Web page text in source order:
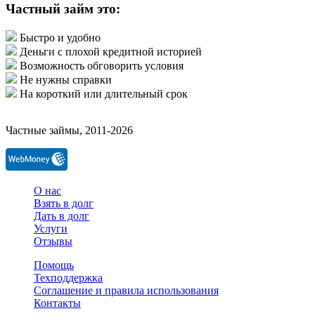
Частный займ это:
Быстро и удобно
Деньги с плохой кредитной историей
Возможность обговорить условия
Не нужны справки
На короткий или длительный срок
Частные займы, 2011-2026
О нас
Взять в долг
Дать в долг
Услуги
Отзывы
Помощь
Техподдержка
Соглашение и правила использования
Контакты